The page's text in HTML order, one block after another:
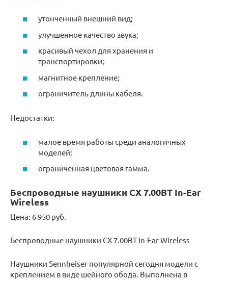
утонченный внешний вид;
улучшенное качество звука;
красивый чехол для хранения и
транспортировки;
магнитное крепление;
ограничитель длины кабеля.
Недостатки:
малое время работы среди аналогичных
моделей;
ограниченная цветовая гамма.
Беспроводные наушники CX 7.00BT In-Ear
Wireless
Цена: 6 950 руб.
Беспроводные наушники CX 7.00BT In-Ear Wireless
Наушники Sennheiser популярной сегодня модели с
креплением в виде шейного обода. Выполнена в